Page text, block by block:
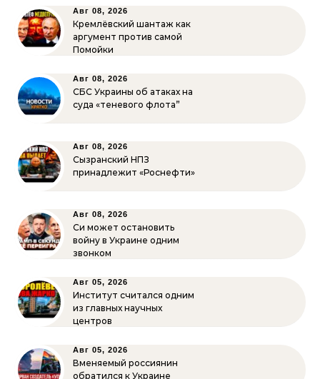
Авг 08, 2026
Кремлёвский шантаж как
аргумент против самой
Помойки
Авг 08, 2026
СБС Украины об атаках на
суда «теневого флота”
Авг 08, 2026
Сызранский НПЗ
принадлежит «Роснефти»
Авг 08, 2026
Си может остановить
войну в Украине одним
звонком
Авг 05, 2026
Институт считался одним
из главных научных
центров
Авг 05, 2026
Вменяемый россиянин
обратился к Украине